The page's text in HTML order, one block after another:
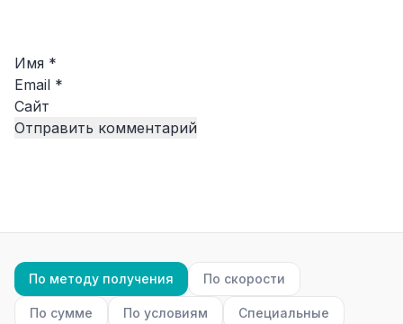
Имя *
Email *
Сайт
По методу получения По скорости
По сумме По условиям Специальные